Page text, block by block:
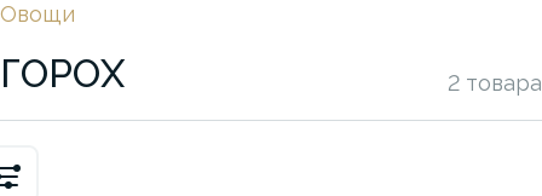
Овощи
ГОРОХ 2 товара